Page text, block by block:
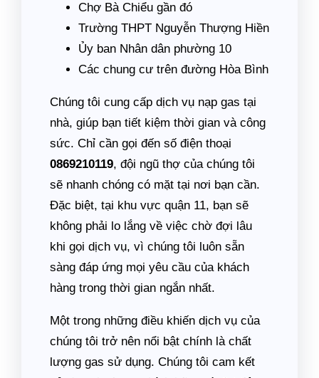
Chợ Bà Chiểu gần đó
Trường THPT Nguyễn Thượng Hiền
Ủy ban Nhân dân phường 10
Các chung cư trên đường Hòa Bình
Chúng tôi cung cấp dịch vụ nạp gas tại
nhà, giúp bạn tiết kiệm thời gian và công
sức. Chỉ cần gọi đến số điện thoại
0869210119, đội ngũ thợ của chúng tôi
sẽ nhanh chóng có mặt tại nơi bạn cần.
Đặc biệt, tại khu vực quận 11, bạn sẽ
không phải lo lắng về việc chờ đợi lâu
khi gọi dịch vụ, vì chúng tôi luôn sẵn
sàng đáp ứng mọi yêu cầu của khách
hàng trong thời gian ngắn nhất.
Một trong những điều khiến dịch vụ của
chúng tôi trở nên nổi bật chính là chất
lượng gas sử dụng. Chúng tôi cam kết